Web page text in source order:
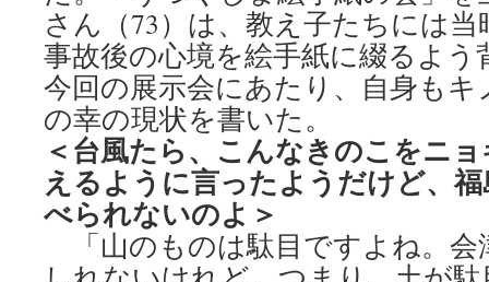
さん（73）は、教え子たちには
事故後の心境を絵手紙に綴るよ
今回の展示会にあたり、自身も
の幸の現状を書いた。
＜台風たら、こんなきのこをニ
えるように言ったようだけど、
べられないのよ＞
「山のものは駄目ですよね。会